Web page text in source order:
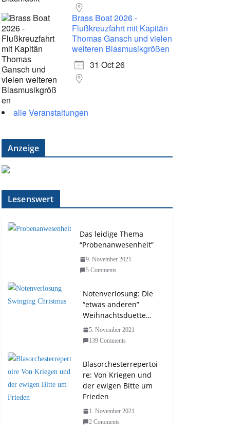
Brass Boat 2026 -
Flußkreuzfahrt mit Kapitän
Thomas Gansch und vielen
weiteren Blasmusikgrößen
31 Oct 26
alle Veranstaltungen
Anzeige
Lesenswert
Das leidige Thema
“Probenanwesenheit”
9. November 2021
5 Comments
Notenverlosung: Die
“etwas anderen”
Weihnachtsduette…
5. November 2021
139 Comments
Blasorchesterrepertoi
re: Von Kriegen und
der ewigen Bitte um
Frieden
1. November 2021
2 Comments